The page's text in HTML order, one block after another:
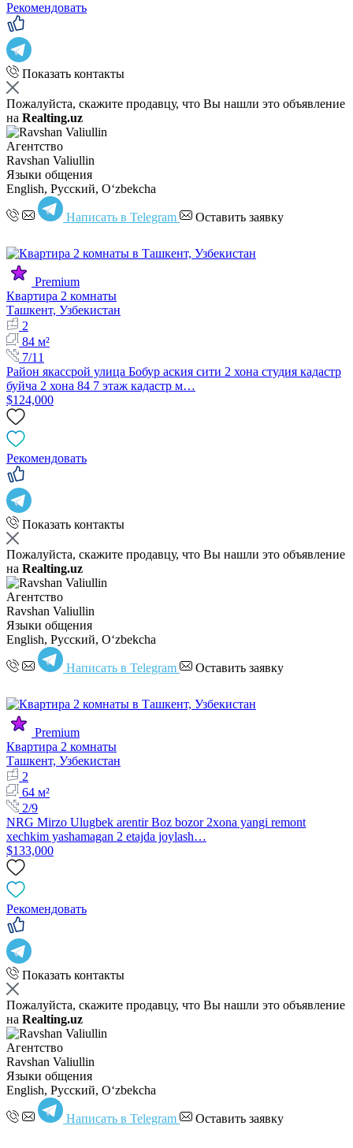
Рекомендовать
Показать контакты
Пожалуйста, скажите продавцу, что Вы нашли это объявление
на Realting.uz
Агентство
Ravshan Valiullin
Языки общения
English, Русский, Oʻzbekcha
Написать в Telegram Оставить заявку
Premium
Квартира 2 комнаты
Ташкент, Узбекистан
2
84 м²
7/11
Район якассрой улица Бобур аския сити 2 хона студия кадастр
буйча 2 хона 84 7 этаж кадастр м…
$124,000
Рекомендовать
Показать контакты
Пожалуйста, скажите продавцу, что Вы нашли это объявление
на Realting.uz
Агентство
Ravshan Valiullin
Языки общения
English, Русский, Oʻzbekcha
Написать в Telegram Оставить заявку
Premium
Квартира 2 комнаты
Ташкент, Узбекистан
2
64 м²
2/9
NRG Mirzo Ulugbek arentir Boz bozor 2xona yangi remont
xechkim yashamagan 2 etajda joylash…
$133,000
Рекомендовать
Показать контакты
Пожалуйста, скажите продавцу, что Вы нашли это объявление
на Realting.uz
Агентство
Ravshan Valiullin
Языки общения
English, Русский, Oʻzbekcha
Написать в Telegram Оставить заявку